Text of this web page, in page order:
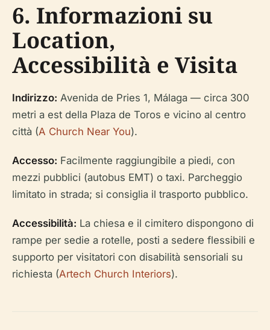
6. Informazioni su
Location,
Accessibilità e Visita
Indirizzo: Avenida de Pries 1, Málaga — circa 300
metri a est della Plaza de Toros e vicino al centro
città (A Church Near You).
Accesso: Facilmente raggiungibile a piedi, con
mezzi pubblici (autobus EMT) o taxi. Parcheggio
limitato in strada; si consiglia il trasporto pubblico.
Accessibilità: La chiesa e il cimitero dispongono di
rampe per sedie a rotelle, posti a sedere flessibili e
supporto per visitatori con disabilità sensoriali su
richiesta (Artech Church Interiors).